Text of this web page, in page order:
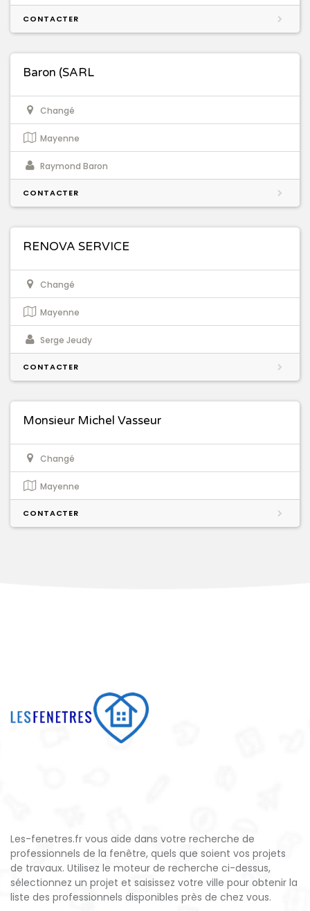
CONTACTER
Baron (SARL
Changé
Mayenne
Raymond Baron
CONTACTER
RENOVA SERVICE
Changé
Mayenne
Serge Jeudy
CONTACTER
Monsieur Michel Vasseur
Changé
Mayenne
CONTACTER
Les-fenetres.fr vous aide dans votre recherche de
professionnels de la fenêtre, quels que soient vos projets
de travaux. Utilisez le moteur de recherche ci-dessus,
sélectionnez un projet et saisissez votre ville pour obtenir la
liste des professionnels disponibles près de chez vous.